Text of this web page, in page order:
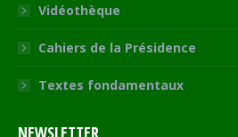
Vidéothèque
Cahiers de la Présidence
Textes fondamentaux
NEWSLETTER